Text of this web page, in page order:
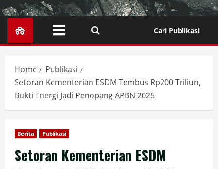
Cari Publikasi
Home
Publikasi
Setoran Kementerian ESDM Tembus Rp200 Triliun,
Bukti Energi Jadi Penopang APBN 2025
Berita Publikasi
Setoran Kementerian ESDM